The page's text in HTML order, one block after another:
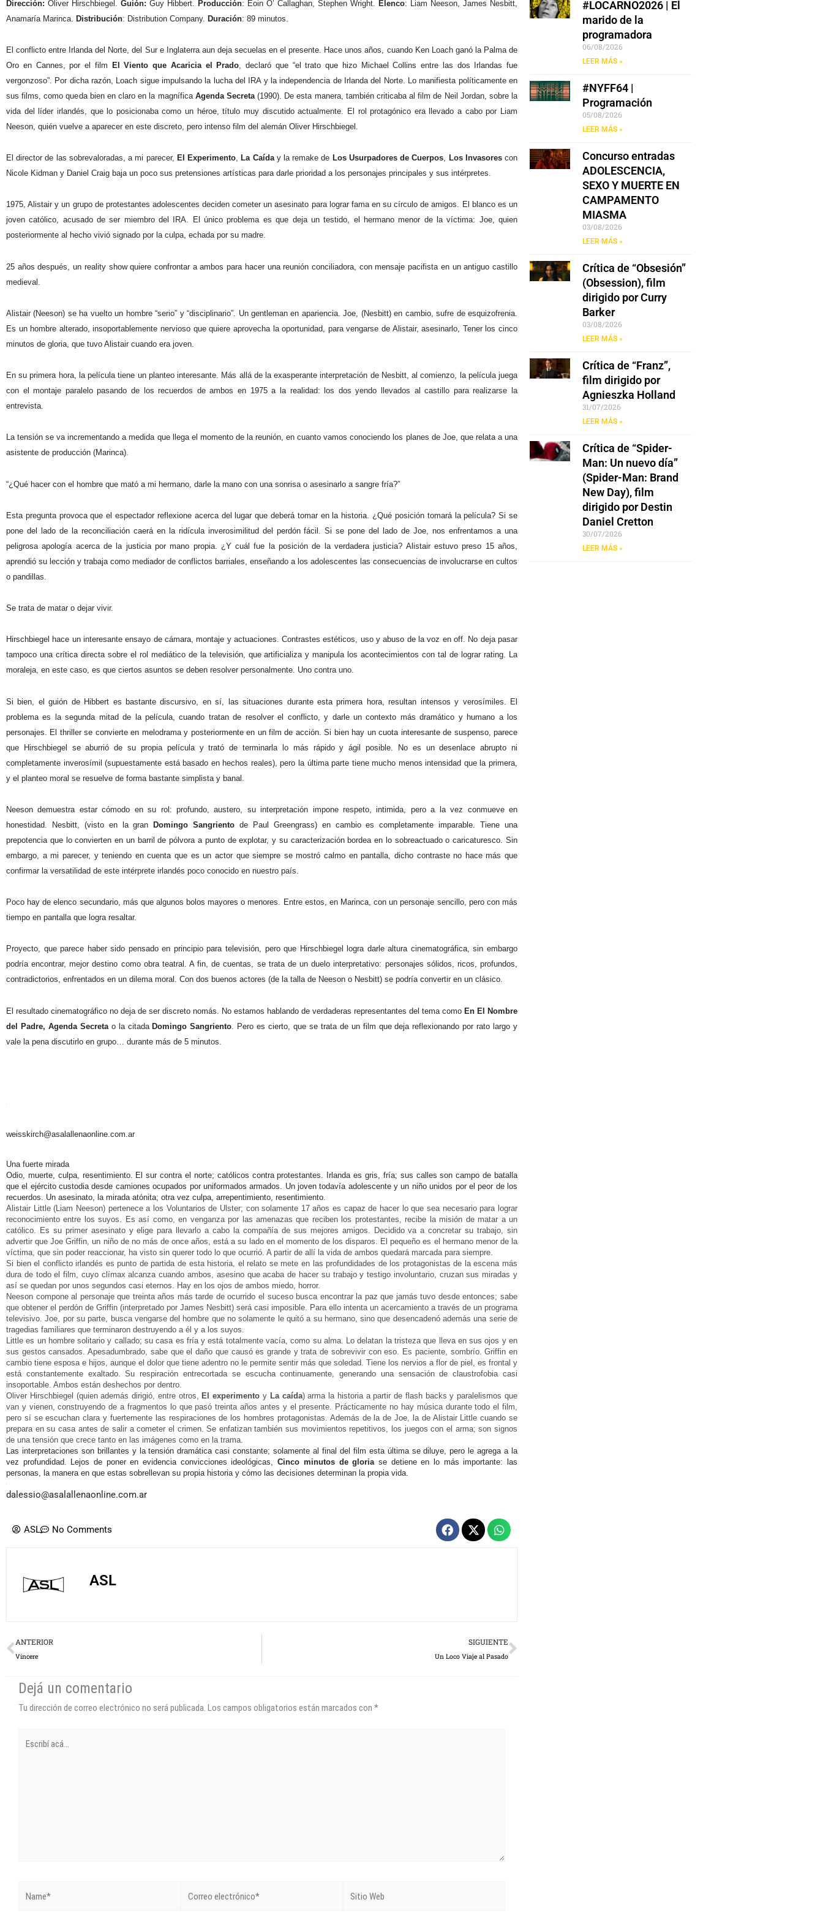
Dirección: Oliver Hirschbiegel. Guión: Guy Hibbert. Producción: Eoin O’ Callaghan, Stephen Wright. Elenco: Liam Neeson, James Nesbitt,
Anamaría Marinca. Distribución: Distribution Company. Duración: 89 minutos.
El conflicto entre Irlanda del Norte, del Sur e Inglaterra aun deja secuelas en el presente. Hace unos años, cuando Ken Loach ganó la Palma de
Oro en Cannes, por el film
El Viento que Acaricia el Prado , declaró que “el trato que hizo Michael Collins entre las dos Irlandas fue
vergonzoso”. Por dicha razón, Loach sigue impulsando la lucha del IRA y la independencia de Irlanda del Norte. Lo manifiesta políticamente en
sus films, como queda bien en claro en la magnífica Agenda Secreta(1990). De esta manera, también criticaba al film de Neil Jordan, sobre la
vida del líder irlandés, que lo posicionaba como un héroe, título muy discutido actualmente. El rol protagónico era llevado a cabo por Liam
Neeson, quién vuelve a aparecer en este discreto, pero intenso film del alemán Oliver Hirschbiegel.
El director de las sobrevaloradas, a mi parecer, El Experimento, La Caíday la remake de Los Usurpadores de Cuerpos, Los Invasorescon
Nicole Kidman y Daniel Craig baja un poco sus pretensiones artísticas para darle prioridad a los personajes principales y sus intérpretes.
1975, Alistair y un grupo de protestantes adolescentes deciden cometer un asesinato para lograr fama en su círculo de amigos. El blanco es un
joven católico, acusado de ser miembro del IRA. El único problema es que deja un testido, el hermano menor de la víctima: Joe, quien
posteriormente al hecho vivió signado por la culpa, echada por su madre.
25 años después, un reality show quiere confrontar a ambos para hacer una reunión conciliadora, con mensaje pacifista en un antiguo castillo
medieval.
Alistair (Neeson) se ha vuelto un hombre “serio” y “disciplinario”. Un gentleman en apariencia. Joe, (Nesbitt) en cambio, sufre de esquizofrenia.
Es un hombre alterado, insoportablemente nervioso que quiere aprovecha la oportunidad, para vengarse de Alistair, asesinarlo, Tener los cinco
minutos de gloria, que tuvo Alistair cuando era joven.
En su primera hora, la película tiene un planteo interesante. Más allá de la exasperante interpretación de Nesbitt, al comienzo, la película juega
con el montaje paralelo pasando de los recuerdos de ambos en 1975 a la realidad: los dos yendo llevados al castillo para realizarse la
entrevista.
La tensión se va incrementando a medida que llega el momento de la reunión, en cuanto vamos conociendo los planes de Joe, que relata a una
asistente de producción (Marinca).
“¿Qué hacer con el hombre que mató a mi hermano, darle la mano con una sonrisa o asesinarlo a sangre fría?”
Esta pregunta provoca que el espectador reflexione acerca del lugar que deberá tomar en la historia. ¿Qué posición tomará la película? Si se
pone del lado de la reconciliación caerá en la ridícula inverosimilitud del perdón fácil. Si se pone del lado de Joe, nos enfrentamos a una
peligrosa apología acerca de la justicia por mano propia. ¿Y cuál fue la posición de la verdadera justicia? Alistair estuvo preso 15 años,
aprendió su lección y trabaja como mediador de conflictos barriales, enseñando a los adolescentes las consecuencias de involucrarse en cultos
o pandillas.
Se trata de matar o dejar vivir.
Hirschbiegel hace un interesante ensayo de cámara, montaje y actuaciones. Contrastes estéticos, uso y abuso de la voz en off. No deja pasar
tampoco una crítica directa sobre el rol mediático de la televisión, que artificializa y manipula los acontecimientos con tal de lograr rating. La
moraleja, en este caso, es que ciertos asuntos se deben resolver personalmente. Uno contra uno.
Si bien, el guión de Hibbert es bastante discursivo, en sí, las situaciones durante esta primera hora, resultan intensos y verosímiles. El
problema es la segunda mitad de la película, cuando tratan de resolver el conflicto, y darle un contexto más dramático y humano a los
personajes. El thriller se convierte en melodrama y posteriormente en un film de acción. Si bien hay un cuota interesante de suspenso, parece
que Hirschbiegel se aburrió de su propia película y trató de terminarla lo más rápido y ágil posible. No es un desenlace abrupto ni
completamente inverosímil (supuestamente está basado en hechos reales), pero la última parte tiene mucho menos intensidad que la primera,
y el planteo moral se resuelve de forma bastante simplista y banal.
Neeson demuestra estar cómodo en su rol: profundo, austero, su interpretación impone respeto, intimida, pero a la vez conmueve en
honestidad. Nesbitt, (visto en la gran
Domingo Sangrientode Paul Greengrass) en cambio es completamente imparable. Tiene una
prepotencia que lo convierten en un barril de pólvora a punto de explotar, y su caracterización bordea en lo sobreactuado o caricaturesco. Sin
embargo, a mi parecer, y teniendo en cuenta que es un actor que siempre se mostró calmo en pantalla, dicho contraste no hace más que
confirmar la versatilidad de este intérprete irlandés poco conocido en nuestro país.
Poco hay de elenco secundario, más que algunos bolos mayores o menores. Entre estos, en Marinca, con un personaje sencillo, pero con más
tiempo en pantalla que logra resaltar.
Proyecto, que parece haber sido pensado en principio para televisión, pero que Hirschbiegel logra darle altura cinematográfica, sin embargo
podría encontrar, mejor destino como obra teatral. A fin, de cuentas, se trata de un duelo interpretativo: personajes sólidos, ricos, profundos,
contradictorios, enfrentados en un dilema moral. Con dos buenos actores (de la talla de Neeson o Nesbitt) se podría convertir en un clásico.
El resultado cinematográfico no deja de ser discreto nomás. No estamos hablando de verdaderas representantes del tema como En El Nombre
del Padre, Agenda Secretao la citadaDomingo Sangriento . Pero es cierto, que se trata de un film que deja reflexionando por rato largo y
vale la pena discutirlo en grupo… durante más de 5 minutos.
weisskirch@asalallenaonline.com.ar
Una fuerte mirada
Odio, muerte, culpa, resentimiento. El sur contra el norte; católicos contra protestantes. Irlanda es gris, fría; sus calles son campo de batalla
que el ejército custodia desde camiones ocupados por uniformados armados. Un joven todavía adolescente y un niño unidos por el peor de los
recuerdos. Un asesinato, la mirada atónita; otra vez culpa, arrepentimiento, resentimiento.
Alistair Little (Liam Neeson) pertenece a los Voluntarios de Ulster; con solamente 17 años es capaz de hacer lo que sea necesario para lograr
reconocimiento entre los suyos. Es así como, en venganza por las amenazas que reciben los protestantes, recibe la misión de matar a un
católico. Es su primer asesinato y elige para llevarlo a cabo la compañía de sus mejores amigos. Decidido va a concretar su trabajo, sin
advertir que Joe Griffin, un niño de no más de once años, está a su lado en el momento de los disparos. El pequeño es el hermano menor de la
víctima, que sin poder reaccionar, ha visto sin querer todo lo que ocurrió. A partir de allí la vida de ambos quedará marcada para siempre.
Si bien el conflicto irlandés es punto de partida de esta historia, el relato se mete en las profundidades de los protagonistas de la escena más
dura de todo el film, cuyo clímax alcanza cuando ambos, asesino que acaba de hacer su trabajo y testigo involuntario, cruzan sus miradas y
así se quedan por unos segundos casi eternos. Hay en los ojos de ambos miedo, horror.
Neeson compone al personaje que treinta años más tarde de ocurrido el suceso busca encontrar la paz que jamás tuvo desde entonces; sabe
que obtener el perdón de Griffin (interpretado por James Nesbitt) será casi imposible. Para ello intenta un acercamiento a través de un programa
televisivo. Joe, por su parte, busca vengarse del hombre que no solamente le quitó a su hermano, sino que desencadenó además una serie de
tragedias familiares que terminaron destruyendo a él y a los suyos.
Little es un hombre solitario y callado; su casa es fría y está totalmente vacía, como su alma. Lo delatan la tristeza que lleva en sus ojos y en
sus gestos cansados. Apesadumbrado, sabe que el daño que causó es grande y trata de sobrevivir con eso. Es paciente, sombrío. Griffin en
cambio tiene esposa e hijos, aunque el dolor que tiene adentro no le permite sentir más que soledad. Tiene los nervios a flor de piel, es frontal y
está constantemente exaltado. Su respiración entrecortada se escucha continuamente, generando una sensación de claustrofobia casi
insoportable. Ambos están deshechos por dentro.
Oliver Hirschbiegel (quien además dirigió, entre otros, El experimento y La caída) arma la historia a partir de flash backs y paralelismos que
van y vienen, construyendo de a fragmentos lo que pasó treinta años antes y el presente. Prácticamente no hay música durante todo el film,
pero sí se escuchan clara y fuertemente las respiraciones de los hombres protagonistas. Además de la de Joe, la de Alistair Little cuando se
prepara en su casa antes de salir a cometer el crimen. Se enfatizan también sus movimientos repetitivos, los juegos con el arma; son signos
de una tensión que crece tanto en las imágenes como en la trama.
Las interpretaciones son brillantes y la tensión dramática casi constante; solamente al final del film esta última se diluye, pero le agrega a la
vez profundidad. Lejos de poner en evidencia convicciones ideológicas,Cinco minutos de gloria se detiene en lo más importante: las
personas, la manera en que estas sobrellevan su propia historia y cómo las decisiones determinan la propia vida.
dalessio@asalallenaonline.com.ar
ASL No Comments
ASL
Prev
ANTERIOR
Vincere
SIGUIENTE
Un Loco Viaje al Pasado
Next
Dejá un comentario
Tu dirección de correo electrónico no será publicada. Los campos obligatorios están marcados con *
acá...
electrónico*
Web
#LOCARNO2026 | El
marido de la
programadora
06/08/2026
LEER MÁS »
#NYFF64 |
Programación
05/08/2026
LEER MÁS »
Concurso entradas
ADOLESCENCIA,
SEXO Y MUERTE EN
CAMPAMENTO
MIASMA
03/08/2026
LEER MÁS »
Crítica de “Obsesión”
(Obsession), film
dirigido por Curry
Barker
03/08/2026
LEER MÁS »
Crítica de “Franz”,
film dirigido por
Agnieszka Holland
31/07/2026
LEER MÁS »
Crítica de “Spider-
Man: Un nuevo día”
(Spider-Man: Brand
New Day), film
dirigido por Destin
Daniel Cretton
30/07/2026
LEER MÁS »